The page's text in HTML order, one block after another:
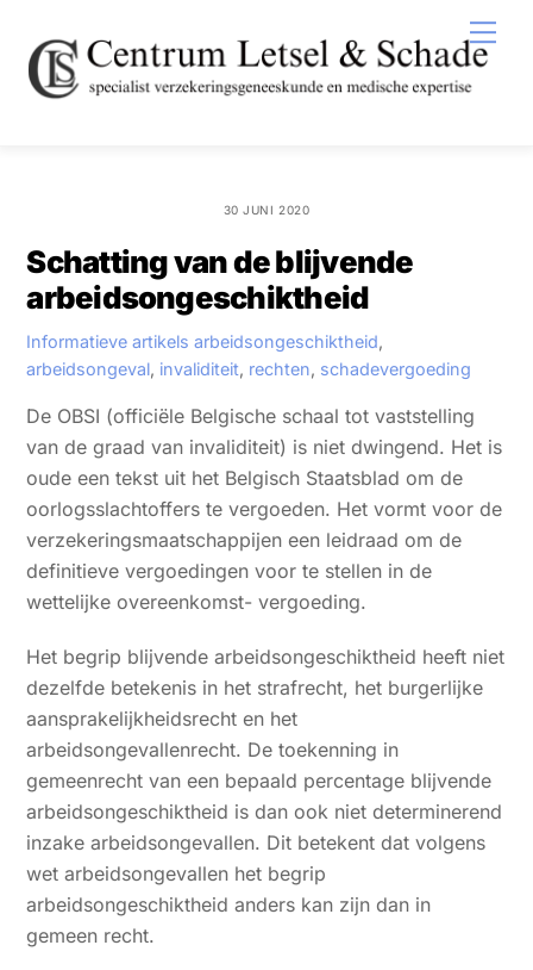
content
30 JUNI 2020
Schatting van de blijvende
arbeidsongeschiktheid
Informatieve artikels arbeidsongeschiktheid,
arbeidsongeval, invaliditeit, rechten, schadevergoeding
De OBSI (officiële Belgische schaal tot vaststelling
van de graad van invaliditeit) is niet dwingend. Het is
oude een tekst uit het Belgisch Staatsblad om de
oorlogsslachtoffers te vergoeden. Het vormt voor de
verzekeringsmaatschappijen een leidraad om de
definitieve vergoedingen voor te stellen in de
wettelijke overeenkomst- vergoeding.
Het begrip blijvende arbeidsongeschiktheid heeft niet
dezelfde betekenis in het strafrecht, het burgerlijke
aansprakelijkheidsrecht en het
arbeidsongevallenrecht. De toekenning in
gemeenrecht van een bepaald percentage blijvende
arbeidsongeschiktheid is dan ook niet determinerend
inzake arbeidsongevallen. Dit betekent dat volgens
wet arbeidsongevallen het begrip
arbeidsongeschiktheid anders kan zijn dan in
gemeen recht.